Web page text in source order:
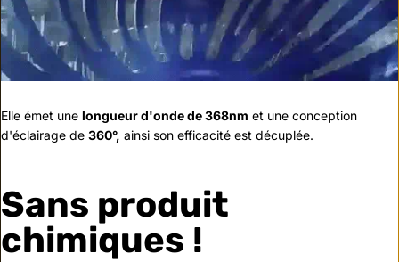
Elle émet une longueur d'onde de 368nm et une conception
d'éclairage de 360°, ainsi son efficacité est décuplée.
Sans produit
chimiques !